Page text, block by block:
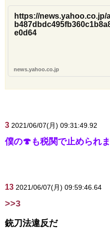
https://news.yahoo.co.jp/
e0d64
news.yahoo.co.jp
3 2021/06/07(月) 09:31:49.92
僕の🍄も税関で止められま
13 2021/06/07(月) 09:59:46.64
>>3
銃刀法違反だ